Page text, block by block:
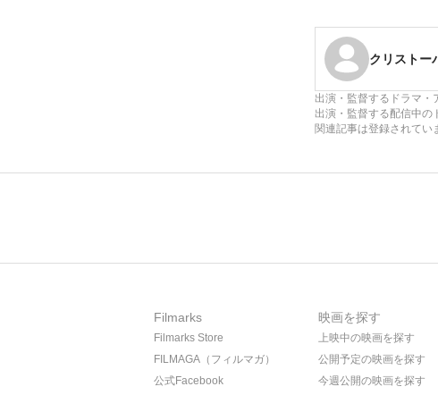
クリストー
出演・監督するドラマ・
出演・監督する配信中の
関連記事は登録されてい
Filmarks
Filmarks Store
FILMAGA（フィルマガ）
公式Facebook
映画を探す
上映中の映画を探す
公開予定の映画を探す
今週公開の映画を探す